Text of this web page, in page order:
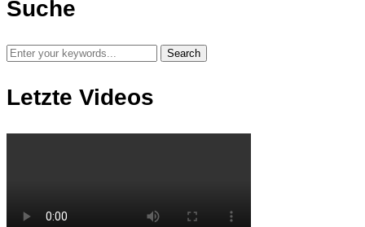
Suche
Letzte Videos